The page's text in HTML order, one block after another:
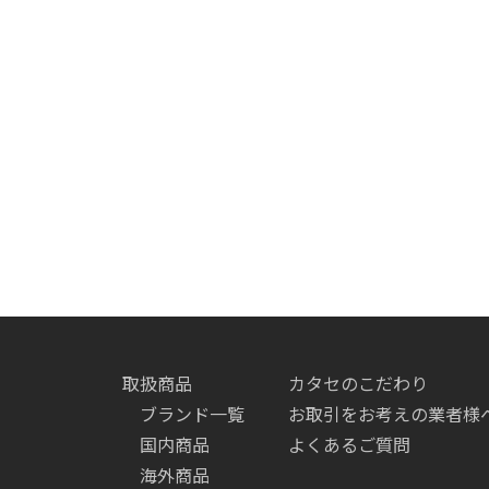
取扱商品
ブランド一覧
国内商品
海外商品
カタセのこだわり
お取引をお考えの業者様
よくあるご質問